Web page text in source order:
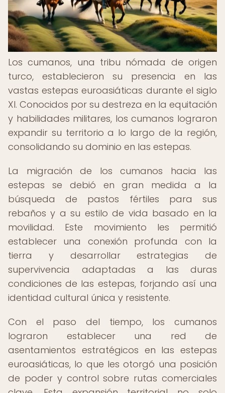
Los cumanos, una tribu nómada de origen
turco, establecieron su presencia en las
vastas estepas euroasiáticas durante el siglo
XI. Conocidos por su destreza en la equitación
y habilidades militares, los cumanos lograron
expandir su territorio a lo largo de la región,
consolidando su dominio en las estepas.
La migración de los cumanos hacia las
estepas se debió en gran medida a la
búsqueda de pastos fértiles para sus
rebaños y a su estilo de vida basado en la
movilidad. Este movimiento les permitió
establecer una conexión profunda con la
tierra y desarrollar estrategias de
supervivencia adaptadas a las duras
condiciones de las estepas, forjando así una
identidad cultural única y resistente.
Con el paso del tiempo, los cumanos
lograron establecer una red de
asentamientos estratégicos en las estepas
euroasiáticas, lo que les otorgó una posición
de poder y control sobre rutas comerciales